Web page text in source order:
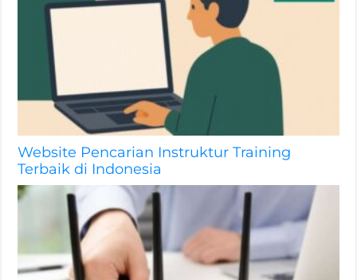
Website Pencarian Instruktur Training
Terbaik di Indonesia